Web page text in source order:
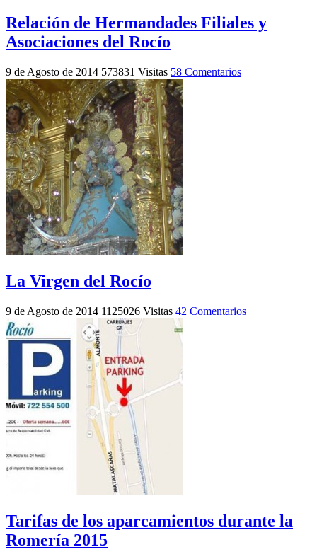
Relación de Hermandades Filiales y
Asociaciones del Rocío
9 de Agosto de 2014 573831 Visitas 58 Comentarios
La Virgen del Rocío
9 de Agosto de 2014 1125026 Visitas 42 Comentarios
Tarifas de los aparcamientos durante la
Romería 2015